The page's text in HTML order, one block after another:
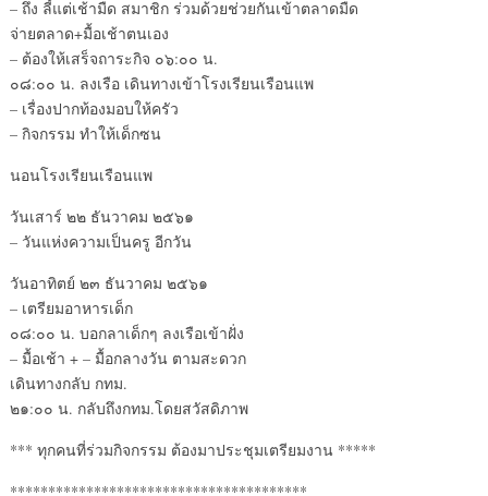
– ถึง ลี้แต่เช้ามืด สมาชิก ร่วมด้วยช่วยกันเข้าตลาดมืด
จ่ายตลาด+มื้อเช้าตนเอง
– ต้องให้เสร็จถาระกิจ ๐๖:๐๐ น.
๐๘:๐๐ น. ลงเรือ เดินทางเข้าโรงเรียนเรือนแพ
– เรื่องปากท้องมอบให้ครัว
– กิจกรรม ทำให้เด็กซน
นอนโรงเรียนเรือนแพ
วันเสาร์ ๒๒ ธันวาคม ๒๕๖๑
– วันแห่งความเป็นครู อีกวัน
วันอาทิตย์ ๒๓ ธันวาคม ๒๕๖๑
– เตรียมอาหารเด็ก
๐๘:๐๐ น. บอกลาเด็กๆ ลงเรือเข้าฝั่ง
– มื้อเช้า + – มื้อกลางวัน ตามสะดวก
เดินทางกลับ กทม.
๒๑:๐๐ น. กลับถึงกทม.โดยสวัสดิภาพ
*** ทุกคนที่ร่วมกิจกรรม ต้องมาประชุมเตรียมงาน *****
***************************************